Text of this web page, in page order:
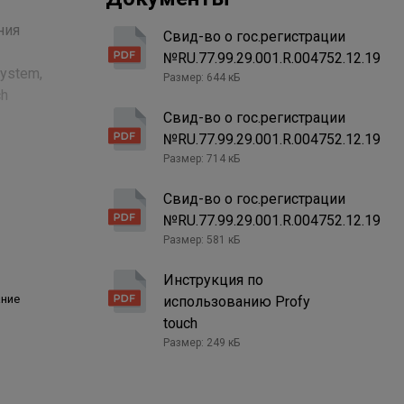
Свид-во о гос.регистрации
№RU.77.99.29.001.R.004752.12.19
Размер: 644 кБ
Свид-во о гос.регистрации
№RU.77.99.29.001.R.004752.12.19
Размер: 714 кБ
Свид-во о гос.регистрации
№RU.77.99.29.001.R.004752.12.19
Размер: 581 кБ
Инструкция по
использованию Profy
touch
Размер: 249 кБ